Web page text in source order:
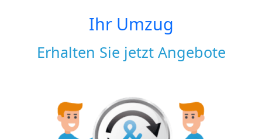
Ihr Umzug
Erhalten Sie jetzt Angebote